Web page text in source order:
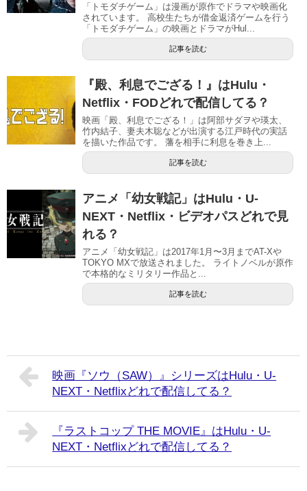
「トモダチゲーム」は漫画が原作でドラマや映画化
されています。 高校生たちが借金返済ゲームを行う
「トモダチゲーム」の映画とドラマがHul...
記事を読む
『殿、利息でござる！』はHulu・
Netflix・FODどれで配信してる？
映画「殿、利息でござる！」は阿部サダヲや瑛太、
竹内結子、妻夫木聡などが出演する江戸時代の実話
を描いた作品です。 藩を相手に利息を巻き上...
記事を読む
アニメ「幼女戦記」はHulu・U-
NEXT・Netflix・ビデオパスどれで見
れる？
アニメ「幼女戦記」は2017年1月〜3月までAT-Xや
TOKYO MXで放送されました。 ライトノベルが原作
で本格的なミリタリー作品と...
記事を読む
映画『ソウ（SAW）』シリーズはHulu・U-
NEXT・Netflixどれで配信してる？
『ラストコップ THE MOVIE』はHulu・U-
NEXT・Netflixどれで配信してる？